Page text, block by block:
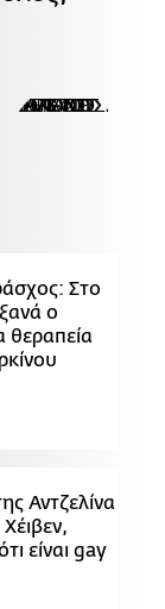
Στο
ο
θεραπεία
Αντζελίνα
Χέιβεν,
είναι gay